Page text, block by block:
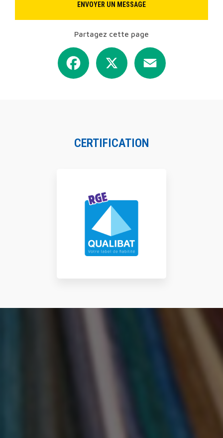
ENVOYER UN MESSAGE
Partagez cette page
Facebook
CERTIFICATION